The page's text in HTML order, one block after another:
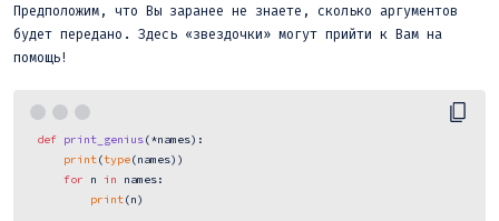
Предположим, что Вы заранее не знаете, сколько аргументов
будет передано. Здесь «звездочки» могут прийти к Вам на
помощь!
def print_genius(*names):
print(type(names))
for n in names:
print(n)